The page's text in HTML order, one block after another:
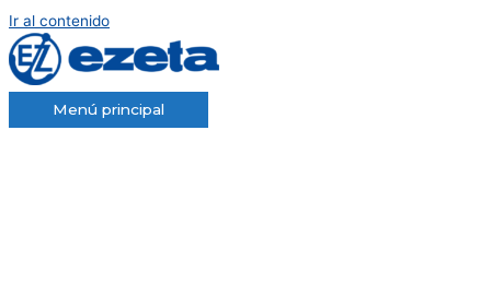
Ir al contenido
Menú principal